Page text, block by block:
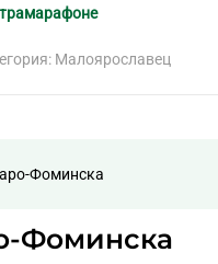
Малоярославец
Фоминска
Фоминска